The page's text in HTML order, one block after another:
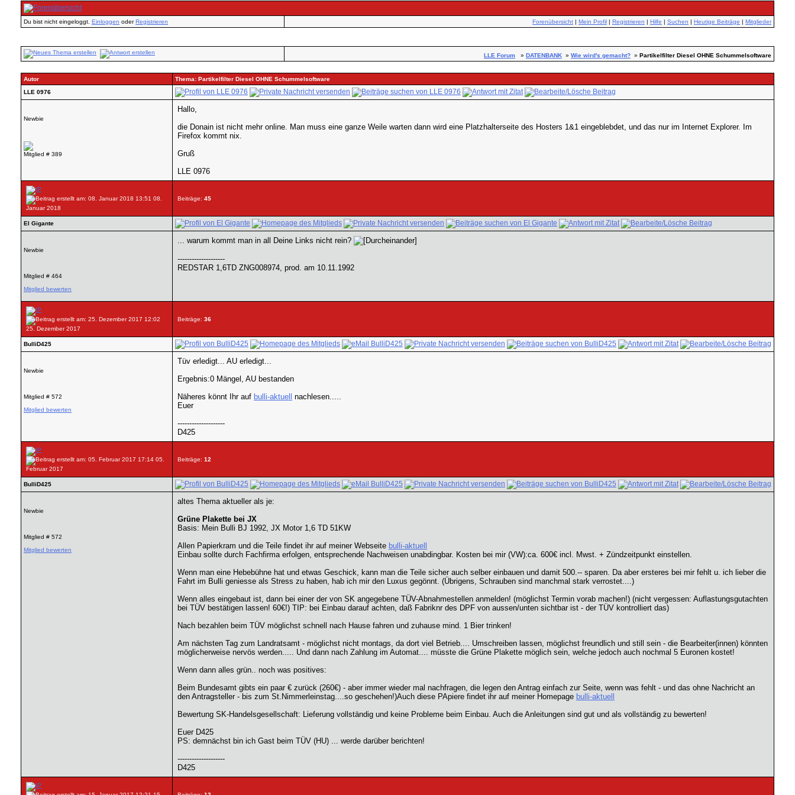
Du bist nicht eingeloggt. Einloggen oderRegistrieren Forenübersicht | Mein Profil | Registrieren | Hilfe | Suchen | Heutige Beiträge | Mitglieder
LLE Forum » DATENBANK » Wie wird's gemacht? » Partikelfilter Diesel OHNE Schummelsoftware
Autor
Thema: Partikelfilter Diesel OHNE Schummelsoftware
LLE 0976
Newbie
Mitglied # 389
Hallo,
die Donain ist nicht mehr online. Man muss eine ganze Weile warten dann wird eine Platzhalterseite des Hosters 1&1 eingeblebdet, und das nur im Internet Explorer. Im
Firefox kommt nix.
Gruß
LLE 0976
08.
Januar 2018
Beiträge: 45
El Gigante
Newbie
Mitglied # 464
Mitglied bewerten
... warum kommt man in all Deine Links nicht rein?
--------------------
REDSTAR 1,6TD ZNG008974, prod. am 10.11.1992
25. Dezember 2017
Beiträge: 36
BulliD425
Newbie
Mitglied # 572
Mitglied bewerten
Tüv erledigt... AU erledigt...
Ergebnis:0 Mängel, AU bestanden
Näheres könnt Ihr auf bulli-aktuell
nachlesen.....
Euer
--------------------
D425
05.
Februar 2017
Beiträge: 12
BulliD425
Newbie
Mitglied # 572
Mitglied bewerten
altes Thema aktueller als je:
Grüne Plakette bei JX
Basis: Mein Bulli BJ 1992, JX Motor 1,6 TD 51KW
Allen Papierkram und die Teile findet ihr auf meiner Webseite bulli-aktuell
Einbau sollte durch Fachfirma erfolgen, entsprechende Nachweisen unabdingbar. Kosten bei mir (VW):ca. 600€ incl. Mwst. + Zündzeitpunkt einstellen.
Wenn man eine Hebebühne hat und etwas Geschick, kann man die Teile sicher auch selber einbauen und damit 500.-- sparen. Da aber ersteres bei mir fehlt u. ich lieber die
Fahrt im Bulli geniesse als Stress zu haben, hab ich mir den Luxus gegönnt. (Übrigens, Schrauben sind manchmal stark verrostet....)
Wenn alles eingebaut ist, dann bei einer der von SK angegebene TÜV-Abnahmestellen anmelden! (möglichst Termin vorab machen!) (nicht vergessen: Auflastungsgutachten
bei TÜV bestätigen lassen! 60€!) TIP: bei Einbau darauf achten, daß Fabriknr des DPF von aussen/unten sichtbar ist - der TÜV kontrolliert das)
Nach bezahlen beim TÜV möglichst schnell nach Hause fahren und zuhause mind. 1 Bier trinken!
Am nächsten Tag zum Landratsamt - möglichst nicht montags, da dort viel Betrieb.... Umschreiben lassen, möglichst freundlich und still sein - die Bearbeiter(innen) könnten
möglicherweise nervös werden..... Und dann nach Zahlung im Automat.... müsste die Grüne Plakette möglich sein, welche jedoch auch nochmal 5 Euronen kostet!
Wenn dann alles grün.. noch was positives:
Beim Bundesamt gibts ein paar € zurück (260€) - aber immer wieder mal nachfragen, die legen den Antrag einfach zur Seite, wenn was fehlt - und das ohne Nachricht an
den Antragsteller - bis zum St.Nimmerleinstag....so geschehen!)Auch diese PApiere findet ihr auf meiner Homepage bulli-aktuell
Bewertung SK-Handelsgesellschaft: Lieferung vollständig und keine Probleme beim Einbau. Auch die Anleitungen sind gut und als vollständig zu bewerten!
Euer D425
PS: demnächst bin ich Gast beim TÜV (HU) ... werde darüber berichten!
--------------------
D425